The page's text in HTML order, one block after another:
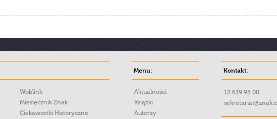
Woblink
Miesięcznik Znak
Ciekawostki Historyczne
Menu:
Aktualności
Książki
Autorzy
Kontakt:
12 619 95 00